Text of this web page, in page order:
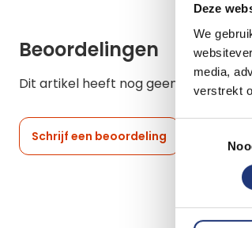
Deze
We
media,
verstrekt
Beoordelingen
Dit artikel heeft nog geen
Schrijf een beoordeling